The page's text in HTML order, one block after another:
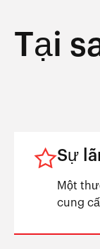
Tại
Sự
Một
cung